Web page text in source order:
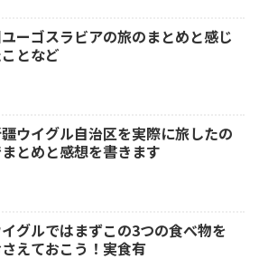
ーゴスラビアの旅のまとめと感じ
となど
ウイグル自治区を実際に旅したの
とめと感想を書きます
グルではまずこの3つの食べ物を
えておこう！実食有